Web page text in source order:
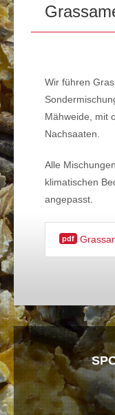
Grassamen
Wir führen
Mähweide , mit
Nachsaaten
Alle
klimatischen
angepasst.
pdf